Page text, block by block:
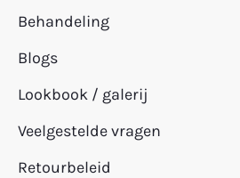
Behandeling
Blogs
Lookbook / galerij
Veelgestelde vragen
Retourbeleid